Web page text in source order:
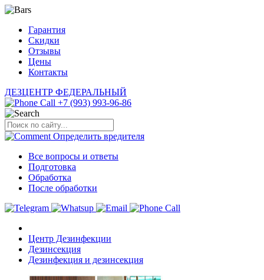
Гарантия
Скидки
Отзывы
Цены
Контакты
ДЕЗЦЕНТР ФЕДЕРАЛЬНЫЙ
+7 (993) 993-96-86
Определить вредителя
Все вопросы и ответы
Подготовка
Обработка
После обработки
Центр Дезинфекции
Дезинсекция
Дезинфекция и дезинсекция